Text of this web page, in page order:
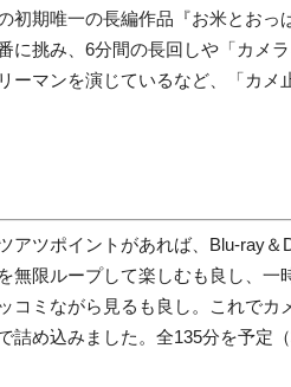
初期唯一の長編作品『お米とおっ
に挑み、6分間の長回しや「カメ
ーマンを演じているなど、「カメ
アツポイントがあれば、Blu-ray
無限ループして楽しむも良し、一
コミながら見るも良し。これでカ
詰め込みました。全135分を予定